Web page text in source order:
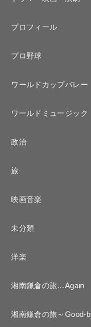
プロフィール
プロ野球
ワールドカップバレー
ワールドミュージック
政治
旅
映画音楽
未分類
洋楽
湘南鎌倉の旅…Again
湘南鎌倉の旅～Good-